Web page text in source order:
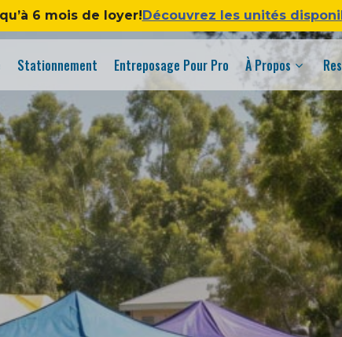
6 mois de loyer!Découvrez les unités
Stationnement Entreposage Pour Pro À Propos